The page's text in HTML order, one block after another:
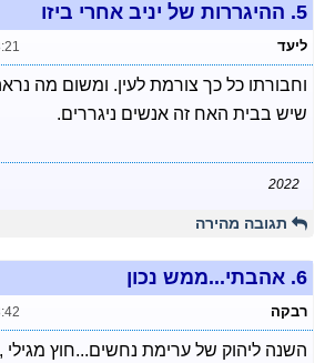
5. ההיגררות של יניב אחרי ביזו
ליעד
וחבורתו כל כך צורמת לעין. ומשום מה
שיש בבית האח זה אנשים ניגררים.
2022
תגובה מהירה
6. אהבתי...ממש נכון
רבקה
השנה ליהוק של ערימת נחשים...חוץ